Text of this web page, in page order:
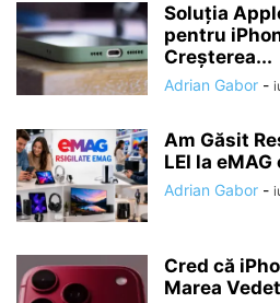
Soluția
pentru
Creșterea...
Adrian Gabor -
Am Găsit
LEI la
Adrian Gabor -
Cred că
Marea